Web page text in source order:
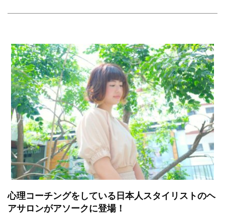
心理コーチングをしている日本人スタイリストのヘ
アサロンがアソークに登場！